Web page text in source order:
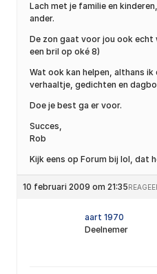
Lach met je familie en
ander.
De zon gaat voor jou ook echt
een bril op oké 8)
Wat ook kan helpen, althans
verhaaltje, gedichten en
Doe je best ga er voor.
Succes,
Rob
Kijk eens op Forum bij lol, dat
10 februari 2009 om 21:35
aart 1970
Deelnemer